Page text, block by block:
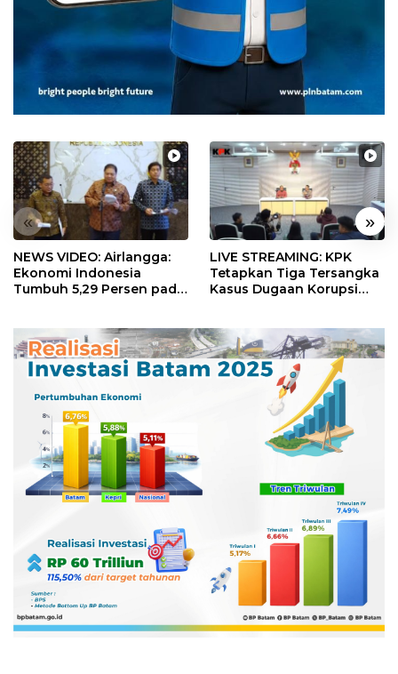
« »
NEWS VIDEO: Airlangga:
Ekonomi Indonesia
Tumbuh 5,29 Persen pada
LIVE STREAMING: KPK
Tetapkan Tiga Tersangka
Kasus Dugaan Korupsi